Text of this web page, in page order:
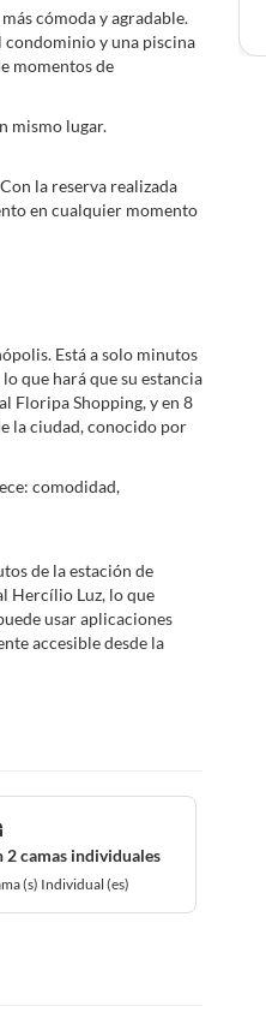
cómoda y agradable.
condominio y una piscina
momentos de
mismo lugar.
la reserva realizada
en cualquier momento
Está a solo minutos
que hará que su estancia
Floripa Shopping, y en 8
la ciudad, conocido por
comodidad,
de la estación de
Hercílio Luz, lo que
usar aplicaciones
accesible desde la
2 camas individuales
(s) Individual (es)